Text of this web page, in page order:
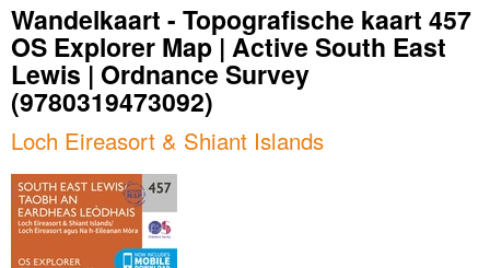
Wandelkaart - Topografische kaart 457
OS Explorer Map | Active South East
Lewis | Ordnance Survey
(9780319473092)
Loch Eireasort & Shiant Islands